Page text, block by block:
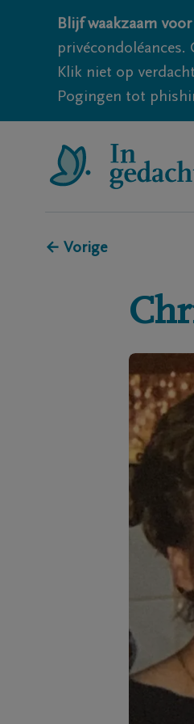
Blijf waakzaam
privécondoléances.
Klik niet op
Pogingen tot
← Vorige